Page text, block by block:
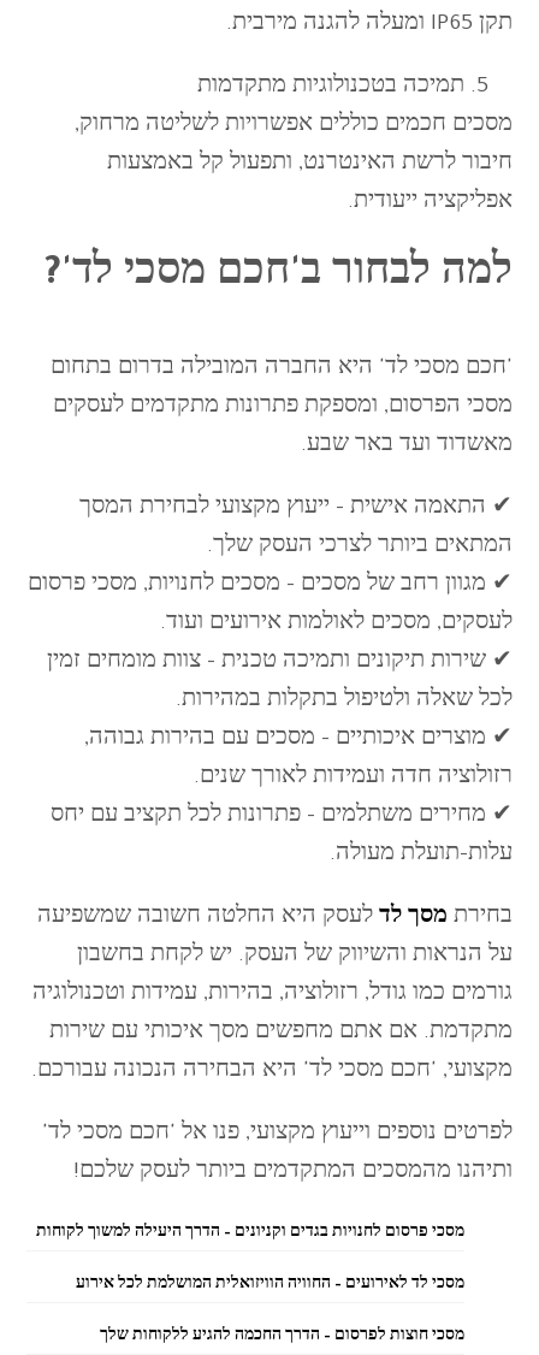
תקן IP65 ומעלה להגנה מירבית.
תמיכה בטכנולוגיות מתקדמות
מסכים חכמים כוללים אפשרויות לשליטה מרחוק,
חיבור לרשת האינטרנט, ותפעול קל באמצעות
אפליקציה ייעודית.
למה לבחור ב'חכם מסכי לד'?
'חכם מסכי לד' היא החברה המובילה בדרום בתחום
מסכי הפרסום, ומספקת פתרונות מתקדמים לעסקים
מאשדוד ועד באר שבע.
✔ התאמה אישית – ייעוץ מקצועי לבחירת המסך
המתאים ביותר לצרכי העסק שלך.
✔ מגוון רחב של מסכים – מסכים לחנויות, מסכי פרסום
לעסקים, מסכים לאולמות אירועים ועוד.
✔ שירות תיקונים ותמיכה טכנית – צוות מומחים זמין
לכל שאלה ולטיפול בתקלות במהירות.
✔ מוצרים איכותיים – מסכים עם בהירות גבוהה,
רזולוציה חדה ועמידות לאורך שנים.
✔ מחירים משתלמים – פתרונות לכל תקציב עם יחס
עלות-תועלת מעולה.
בחירת מסך לד לעסק היא החלטה חשובה שמשפיעה
על הנראות והשיווק של העסק. יש לקחת בחשבון
גורמים כמו גודל, רזולוציה, בהירות, עמידות וטכנולוגיה
מתקדמת. אם אתם מחפשים מסך איכותי עם שירות
מקצועי, 'חכם מסכי לד' היא הבחירה הנכונה עבורכם.
לפרטים נוספים וייעוץ מקצועי, פנו אל 'חכם מסכי לד'
ותיהנו מהמסכים המתקדמים ביותר לעסק שלכם!
מסכי פרסום לחנויות בגדים וקניונים – הדרך היעילה למשוך לקוחות
מסכי לד לאירועים – החוויה הוויזואלית המושלמת לכל אירוע
מסכי חוצות לפרסום – הדרך החכמה להגיע ללקוחות שלך